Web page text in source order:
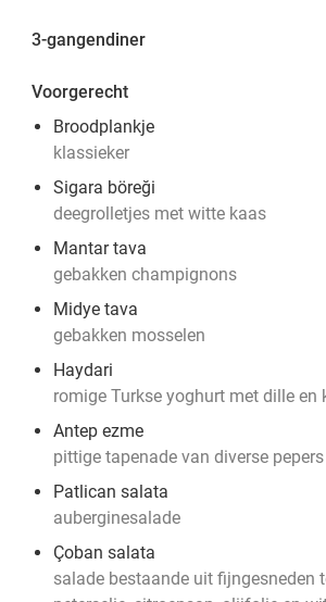
3-gangendiner
Voorgerecht
Broodplankje
klassieker
Sigara böreği
deegrolletjes met witte kaas
Mantar tava
gebakken champignons
Midye tava
gebakken mosselen
Haydari
romige Turkse yoghurt met dille en
Antep ezme
pittige tapenade van diverse pepers
Patlican salata
auberginesalade
Çoban salata
salade bestaande uit fijngesneden